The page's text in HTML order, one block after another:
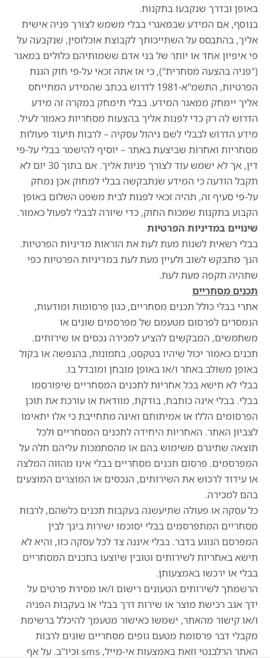
באופן ובדרך שנקבעו בתקנות.
בנוסף, אם המידע שבמאגרי בבלי משמש לצורך פניה אישית
אליך, בהתבסס על השתייכותך לקבוצת אוכלוסין, שנקבעה על
פי איפיון אחד או יותר של בני אדם ששמותיהם כלולים במאגר
("פניה בהצעה מסחרית"), כי אז אתה זכאי על-פי חוק הגנת
הפרטיות, התשמ"א-1981 לדרוש בכתב שהמידע המתייחס
אליך יימחק ממאגר המידע. בבלי תימחק במקרה זה מידע
הדרוש לה רק כדי לפנות אליך בהצעות מסחריות כאמור לעיל.
מידע הדרוש לבבלי לשם ניהול עסקיה – לרבות תיעוד פעולות
מסחריות ואחרות שביצעת באתר – יוסיף להישמר בבלי על-פי
דין, אך לא ישמש עוד לצורך פניות אליך. אם בתוך 30 יום לא
תקבל הודעה כי המידע שנתבקשה בבלי למחוק אכן נמחק
על-פי סעיף זה, תהיה זכאי לפנות לבית משפט השלום באופן
הקבוע בתקנות שמכוח החוק, כדי שיורה לבבלי לפעול כאמור.
שינויים במדיניות הפרטיות
בבלי רשאית לשנות מעת לעת את הוראות מדיניות הפרטיות.
הנך מתבקש לשוב ולעיין מעת לעת במדיניות הפרטיות כפי
שתהיה תקפה מעת לעת.
תכנים מסחריים
אתרי בבלי כולל תכנים מסחריים, כגון פרסומות ומודעות,
הנמסרים לפרסום מטעמם של מפרסמים שונים או
משתמשים, המבקשים להציע למכירה נכסים או שירותים.
תכנים כאמור יכול שיהיו בטקסט, בתמונות, בהנפשה או בקול
באופן משולב באתר ו/או באופן מובחן ומובדל בו.
בבלי לא תישא בכל אחריות לתכנים המסחריים שיפורסמו
בבלי. בבלי אינה כותבת, בודקת, מוודאת או עורכת את תוכן
הפרסומים הללו או אמיתותם ואינה מתחייבת כי אלו יתאימו
לצביון האתר. האחריות היחידה לתכנים המסחריים ולכל
תוצאה שתיגרם משימוש בהם או מהסתמכות עליהם חלה על
המפרסמים. פרסום תכנים מסחריים בבלי אינו מהווה המלצה
או עידוד לרכוש את השירותים, הנכסים או המוצרים המוצעים
בהם למכירה.
כל עסקה או פעולה שתיעשנה בעקבות תכנים כלשהם, לרבות
מסחריים המתפרסמים בבלי יסוכמו ישירות בינך לבין
המפרסם הנוגע בדבר. בבלי איננה צד לכל עסקה כזו, והיא לא
תישא באחריות לשירותים וטובין שיוצעו בתכנים המסחריים
בבלי או ירכשו באמצעותן.
הרשמתך לשירותים הטעונים רישום ו/או מסירת פרטים על
ידך אגב רכישת מוצר או שירות דרך בבלי או בעקבות הפניה
ו/או קישור מהאתר, ישמשו כאישור מטעמך להיכלל ברשימת
מקבלי דבר פרסומת מטעם גופים מסחריים שונים לרבות
האתר הרלבנטי וזאת באמצעות אי-מייל, sms וכיו"ב. על אף